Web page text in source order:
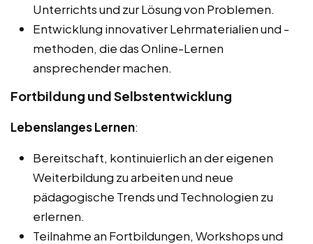
Unterrichts und zur Lösung von Problemen.
Entwicklung innovativer Lehrmaterialien und -
methoden, die das Online-Lernen
ansprechender machen.
Fortbildung und Selbstentwicklung
Lebenslanges Lernen:
Bereitschaft, kontinuierlich an der eigenen
Weiterbildung zu arbeiten und neue
pädagogische Trends und Technologien zu
erlernen.
Teilnahme an Fortbildungen, Workshops und